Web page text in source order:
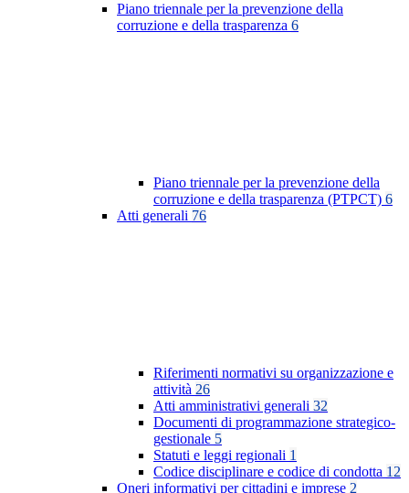
Piano triennale per la prevenzione della
corruzione e della trasparenza 6
Piano triennale per la prevenzione della
corruzione e della trasparenza (PTPCT) 6
Atti generali 76
Riferimenti normativi su organizzazione e
attività 26
Atti amministrativi generali 32
Documenti di programmazione strategico-
gestionale 5
Statuti e leggi regionali 1
Codice disciplinare e codice di condotta 12
Oneri informativi per cittadini e imprese 2